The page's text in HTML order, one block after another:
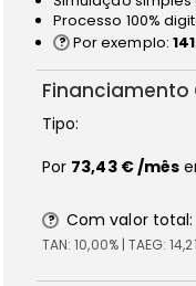
Processo 100%
Por exemplo:
Financiamento
Tipo:
Por 73,43 €/mês
Com valor total:
TAN:10,00%| TAEG: